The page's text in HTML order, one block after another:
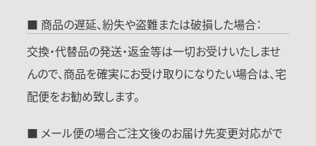
■ 商品の遅延、紛失や盗難または破損した場合：
交換・代替品の発送・返金等は一切お受けいたしませ
んので、商品を確実にお受け取りになりたい場合は、宅
配便をお勧め致します。
■ メール便の場合ご注文後のお届け先変更対応がで